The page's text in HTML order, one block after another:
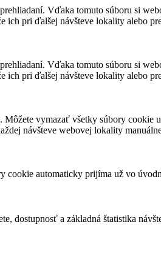
Vďaka tomuto súboru si
ich pri ďalšej návšteve lokality alebo
Vďaka tomuto súboru si
ich pri ďalšej návšteve lokality alebo
vymazať všetky súbory cookie
návšteve webovej lokality
cookie automaticky prijíma už vo
dostupnosť a základná štatistika